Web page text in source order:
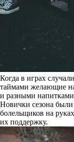
Когда в играх
таймами желающие
и разными
Новички сезона были
болельщиков на
их поддержку.